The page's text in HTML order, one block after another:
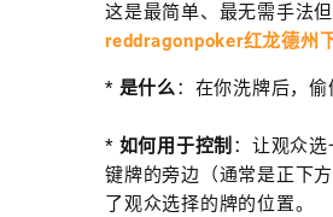
这是最简单、最无需手法
reddragonpoker红龙德州
* 是什么：在你洗牌后，偷
* 如何用于控制 ：让观众
键牌的旁边（通常是正下
了观众选择的牌的位置。